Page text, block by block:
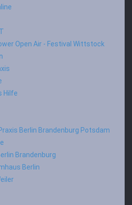
Open Air - Festival Wittstock
Hilfe
Berlin Brandenburg Potsdam
Brandenburg
Berlin